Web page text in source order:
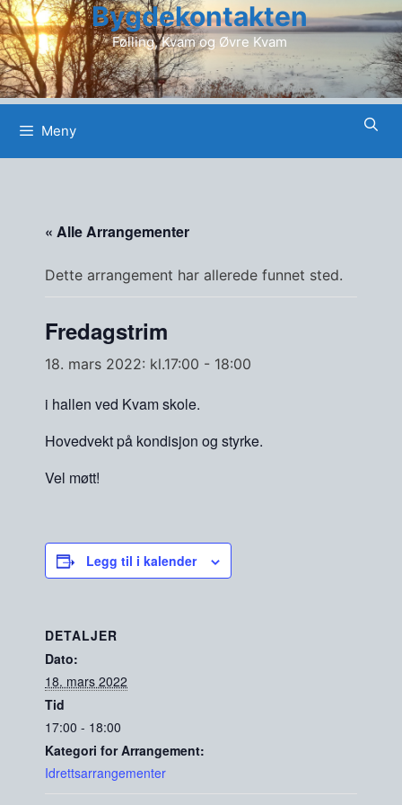
Hopp
til
innhold
Bygdekontakten
Følling, Kvam og Øvre Kvam
Meny
« Alle Arrangementer
Dette arrangement har allerede funnet sted.
Fredagstrim
18. mars 2022: kl.17:00 - 18:00
i hallen ved Kvam skole.
Hovedvekt på kondisjon og styrke.
Vel møtt!
Legg til i kalender
DETALJER
Dato:
18. mars 2022
Tid
17:00 - 18:00
Kategori for Arrangement:
Idrettsarrangementer